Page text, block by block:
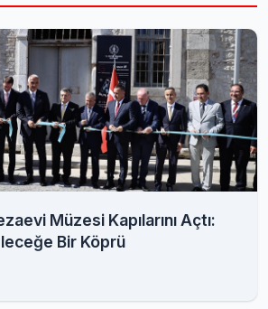
Müzesi Kapılarını Açtı:
Bir Köprü